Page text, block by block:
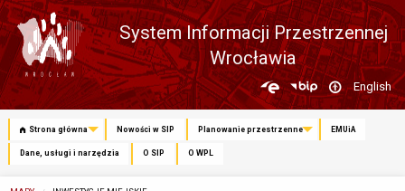
System Informacji Przestrzennej
Wrocławia
Zmień
język
English
Strona główna Nowości w SIP Planowanie przestrzenne EMUiA
Dane, usługi i narzędzia O SIP O WPL